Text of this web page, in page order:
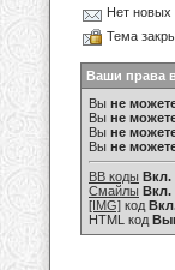
Нет
Тема
Ваши права
Вы не
Вы не
Вы не
Вы не
BB коды Вкл.
Смайлы Вкл.
[IMG] код
HTML код